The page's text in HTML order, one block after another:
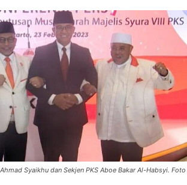
Syaikhu dan Sekjen PKS Aboe Bakar Al-Habsyi. Foto